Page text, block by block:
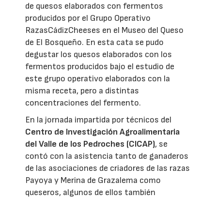
de quesos elaborados con fermentos
producidos por el Grupo Operativo
RazasCádizCheeses en el Museo del Queso
de El Bosqueño. En esta cata se pudo
degustar los quesos elaborados con los
fermentos producidos bajo el estudio de
este grupo operativo elaborados con la
misma receta, pero a distintas
concentraciones del fermento.
En la jornada impartida por técnicos del
Centro de Investigación Agroalimentaria
del Valle de los Pedroches (CICAP), se
contó con la asistencia tanto de ganaderos
de las asociaciones de criadores de las razas
Payoya y Merina de Grazalema como
queseros, algunos de ellos también